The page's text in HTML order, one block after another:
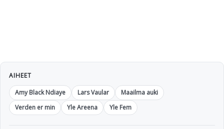
AIHEET
Amy Black Ndiaye
Lars Vaular
Maailma auki
Verden er min
Yle Areena Yle Fem